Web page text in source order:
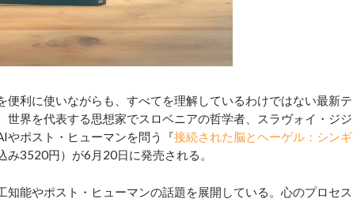
利に使いながらも、すべてを理解しているわけではない最新テ
界を代表する思想家でスロベニアの哲学者、スラヴォイ・ジジ
やポスト・ヒューマンを問う『接続された脳とヘーゲル：シンギ
み3520円）が6月20日に発売される。
能やポスト・ヒューマンの話題を展開している。心のプロセス